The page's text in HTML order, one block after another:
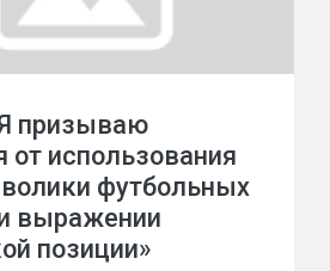
призываю
от использования
футбольных
выражении
позиции»